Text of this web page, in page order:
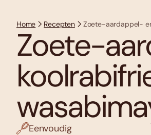
Home Recepten Zoete-aardappel-
Zoete-
Eenvoudig